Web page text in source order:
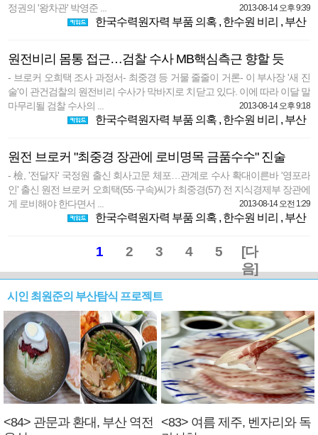
정권의 '왕차관' 박영준 ...
2013-08-14 오후 9:39
한국수력원자력 부품 의혹, 한수원 비리 , 부산
원전비리 몸통 접근…검찰 수사 MB핵심측근 향할 듯
- 브로커 오희택 조사 과정서- 최중경 등 거물 줄줄이 거론- 이 부사장 '새 진
술'이 관건검찰의 원전비리 수사가 막바지로 치닫고 있다. 이에 따라 이달 말
마무리될 검찰 수사의 ...
2013-08-14 오후 9:18
한국수력원자력 부품 의혹, 한수원 비리 , 부산
원전 브로커 "최중경 장관에 로비명목 금품수수" 진술
- 檢, '전달자' 국정원 출신 회사고문 체포…관계로 수사 확대이른바 '영포라
인' 출신 원전 브로커 오희택(55·구속)씨가 최중경(57) 전 지식경제부 장관에
게 로비해야 한다면서 ...
2013-08-14 오전 1:29
한국수력원자력 부품 의혹, 한수원 비리 , 부산
1 2 3 4 5
[다
음]
시인 최원준의 부산탐식 프로젝트
<84> 관문과 환대, 부산 역전
<83> 여름 제주, 벤자리와 독